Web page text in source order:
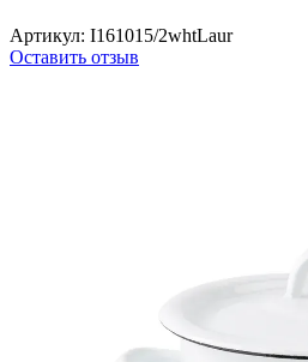
Артикул: I161015/2whtLaur
Оставить отзыв